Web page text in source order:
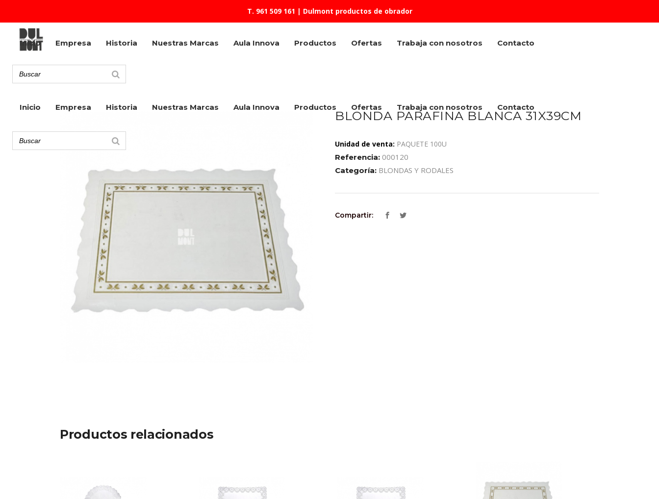
T. 961 509 161 | Dulmont productos de obrador
Inicio Empresa Historia Nuestras Marcas Aula Innova Productos Ofertas Trabaja con nosotros Contacto
Inicio Empresa Historia Nuestras Marcas Aula Innova Productos Ofertas Trabaja con nosotros Contacto
BLONDA PARAFINA BLANCA 31X39CM
Unidad de venta: PAQUETE 100U
Referencia: 000120
Categoría: BLONDAS Y RODALES
Compartir:
Productos relacionados